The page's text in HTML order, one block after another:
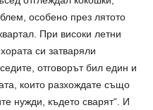
особено през лятото
При високи летни
си затваряли
отговорът бил един и
които разхождате също
нужди, където сварят“. И